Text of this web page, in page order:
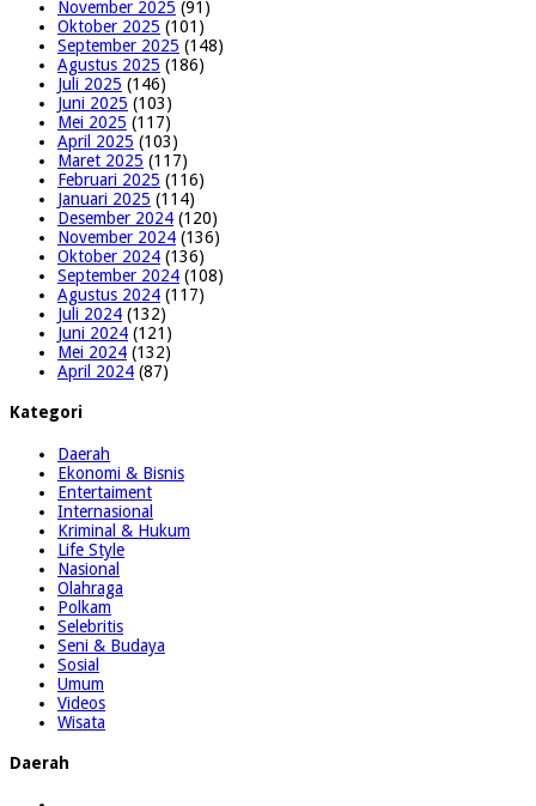
November 2025 (91)
Oktober 2025 (101)
September 2025 (148)
Agustus 2025 (186)
Juli 2025 (146)
Juni 2025 (103)
Mei 2025 (117)
April 2025 (103)
Maret 2025 (117)
Februari 2025 (116)
Januari 2025 (114)
Desember 2024 (120)
November 2024 (136)
Oktober 2024 (136)
September 2024 (108)
Agustus 2024 (117)
Juli 2024 (132)
Juni 2024 (121)
Mei 2024 (132)
April 2024 (87)
Kategori
Daerah
Ekonomi & Bisnis
Entertaiment
Internasional
Kriminal & Hukum
Life Style
Nasional
Olahraga
Polkam
Selebritis
Seni & Budaya
Sosial
Umum
Videos
Wisata
Daerah